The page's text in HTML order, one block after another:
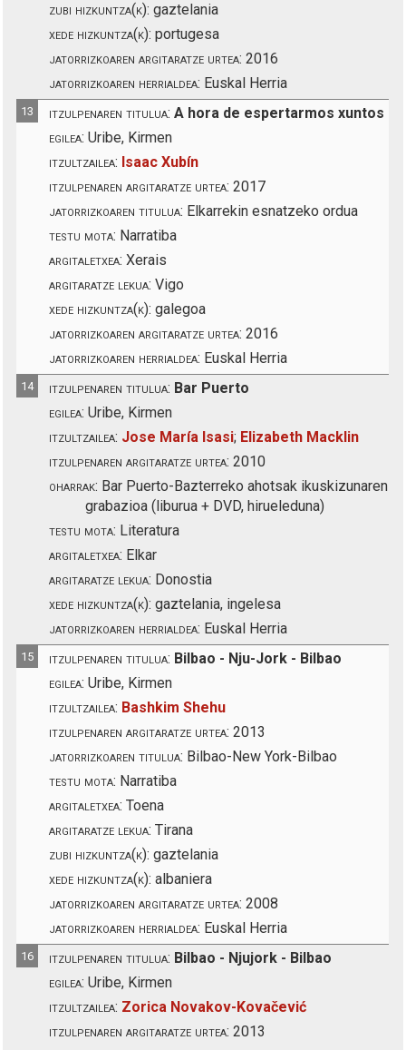
zubi hizkuntza(k): gaztelania
xede hizkuntza(k): portugesa
jatorrizkoaren argitaratze urtea: 2016
jatorrizkoaren herrialdea: Euskal Herria
13 itzulpenaren titulua: A hora de espertarmos xuntos
egilea: Uribe, Kirmen
itzultzailea: Isaac Xubín
itzulpenaren argitaratze urtea: 2017
jatorrizkoaren titulua: Elkarrekin esnatzeko ordua
testu mota: Narratiba
argitaletxea: Xerais
argitaratze lekua: Vigo
xede hizkuntza(k): galegoa
jatorrizkoaren argitaratze urtea: 2016
jatorrizkoaren herrialdea: Euskal Herria
14 itzulpenaren titulua: Bar Puerto
egilea: Uribe, Kirmen
itzultzailea: Jose María Isasi; Elizabeth Macklin
itzulpenaren argitaratze urtea: 2010
oharrak: Bar Puerto-Bazterreko ahotsak ikuskizunaren
grabazioa (liburua + DVD, hirueleduna)
testu mota: Literatura
argitaletxea: Elkar
argitaratze lekua: Donostia
xede hizkuntza(k): gaztelania, ingelesa
jatorrizkoaren herrialdea: Euskal Herria
15 itzulpenaren titulua: Bilbao - Nju-Jork - Bilbao
egilea: Uribe, Kirmen
itzultzailea: Bashkim Shehu
itzulpenaren argitaratze urtea: 2013
jatorrizkoaren titulua: Bilbao-New York-Bilbao
testu mota: Narratiba
argitaletxea: Toena
argitaratze lekua: Tirana
zubi hizkuntza(k): gaztelania
xede hizkuntza(k): albaniera
jatorrizkoaren argitaratze urtea: 2008
jatorrizkoaren herrialdea: Euskal Herria
16 itzulpenaren titulua: Bilbao - Njujork - Bilbao
egilea: Uribe, Kirmen
itzultzailea: Zorica Novakov-Kovačević
itzulpenaren argitaratze urtea: 2013